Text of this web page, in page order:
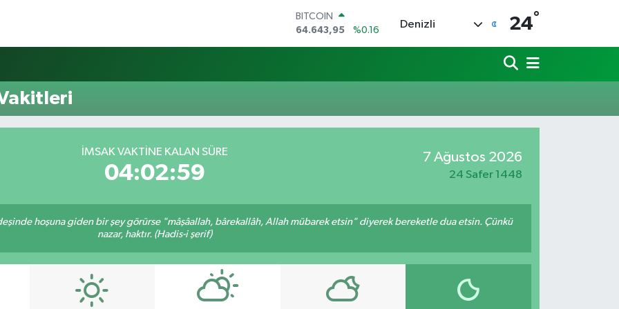
BITCOIN
64.643,95
%0.16
GRAM ALTIN
Denizli 24°
İMSAK VAKTINE KALAN SÜRE
04:02:59
7 Ağustos 2026
24 Safer 1448
hoşuna giden bir şey görürse "mâşâallah, bârekallâh, Allah mübarek etsin" diyerek bereketle dua etsin. Çünkü
nazar, haktır. (Hadis-i şerif)